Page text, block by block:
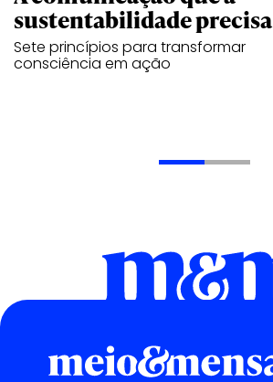
sustentabilidade precisa
Sete princípios para transformar
consciência em ação